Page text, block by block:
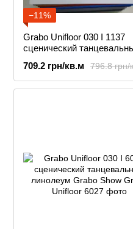
−11%
Grabo Unifloor 030 I 1137
сценический
796.8 грн/
709.2 грн/кв.м